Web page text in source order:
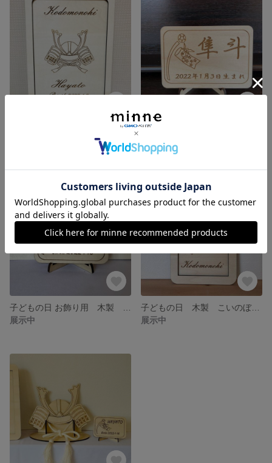
子どもの日 飾り 木製 兜 お名前 誕生日 彫刻プレート ハンドメイド
展示中
展示中
子どもの日 木製 こいのぼり 家族みんなの名前入りボード ハンドメイド
展示中